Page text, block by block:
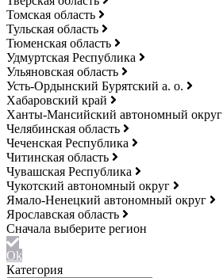
Томская область
Тульская область
Тюменская область
Удмуртская Республика
Ульяновская область
Усть-Ордынский Бурятский а. о.
Хабаровский край
Ханты-Мансийский автономный округ
Челябинская область
Чеченская Республика
Читинская область
Чувашская Республика
Чукотский автономный округ
Ямало-Ненецкий автономный округ
Ярославская область
Ok
Категория